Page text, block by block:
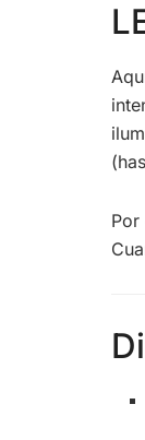
Por